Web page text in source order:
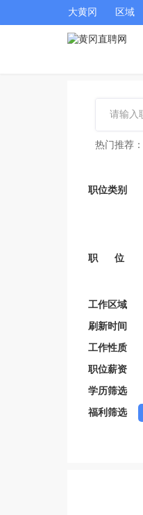
大黄冈 区域
热门推荐：
职位类别
职 位
工作区域
刷新时间
工作性质
职位薪资
学历筛选
福利筛选